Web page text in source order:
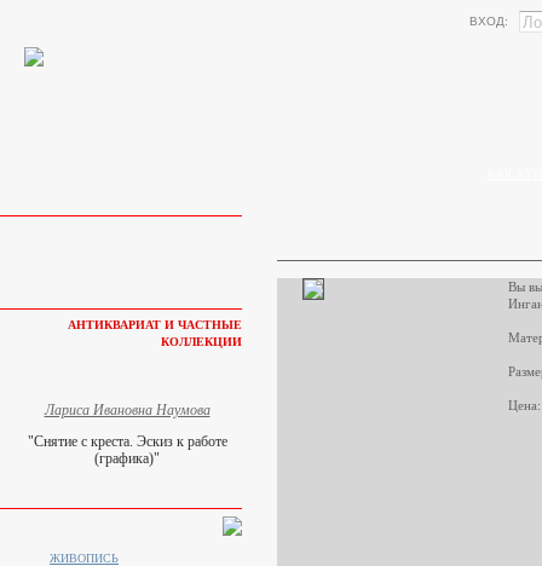
ВХОД:
Вы
АНТИКВАРИАТ И ЧАСТНЫЕ
КОЛЛЕКЦИИ
Лариса Ивановна Наумова
"Снятие с креста. Эскиз к работе
(графика)"
ЖИВОПИСЬ